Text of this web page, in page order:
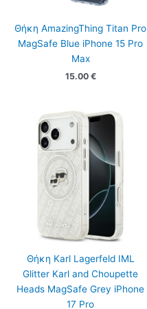
Θήκη AmazingThing Titan Pro
MagSafe Blue iPhone 15 Pro
Max
15.00 €
Θήκη Karl Lagerfeld IML
Glitter Karl and Choupette
Heads MagSafe Grey iPhone
17 Pro